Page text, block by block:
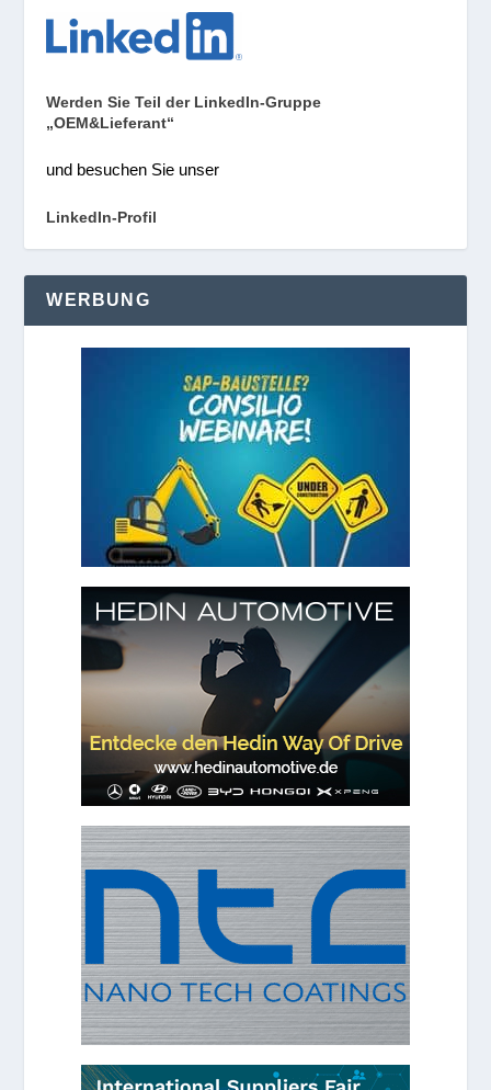
Werden Sie Teil der LinkedIn-Gruppe
„OEM&Lieferant“
und besuchen Sie unser
LinkedIn-Profil
WERBUNG